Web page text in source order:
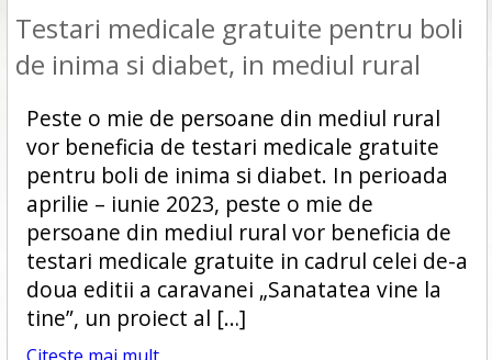
Testari medicale gratuite pentru boli
de inima si diabet, in mediul rural
Peste o mie de persoane din mediul rural
vor beneficia de testari medicale gratuite
pentru boli de inima si diabet. In perioada
aprilie – iunie 2023, peste o mie de
persoane din mediul rural vor beneficia de
testari medicale gratuite in cadrul celei de-a
doua editii a caravanei „Sanatatea vine la
tine”, un proiect al […]